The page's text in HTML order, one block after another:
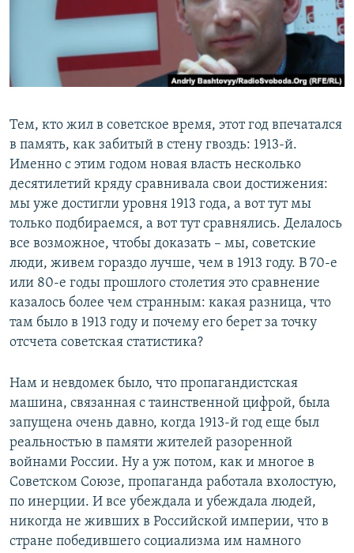
ПОДПИШИТЕСЬ НА РАССЫЛКУ
СОЦИАЛЬНЫЕ СЕТИ
Все сайты РСЕ/РС
Тем, кто жил в советское время, этот год впечатался
в память, как забитый в стену гвоздь: 1913-й.
Именно с этим годом новая власть несколько
десятилетий кряду сравнивала свои достижения:
мы уже достигли уровня 1913 года, а вот тут мы
только подбираемся, а вот тут сравнялись. Делалось
все возможное, чтобы доказать – мы, советские
люди, живем гораздо лучше, чем в 1913 году. В 70-е
или 80-е годы прошлого столетия это сравнение
казалось более чем странным: какая разница, что
там было в 1913 году и почему его берет за точку
отсчета советская статистика?
Нам и невдомек было, что пропагандистская
машина, связанная с таинственной цифрой, была
запущена очень давно, когда 1913-й год еще был
реальностью в памяти жителей разоренной
войнами России. Ну а уж потом, как и многое в
Советском Союзе, пропаганда работала вхолостую,
по инерции. И все убеждала и убеждала людей,
никогда не живших в Российской империи, что в
стране победившего социализма им намного